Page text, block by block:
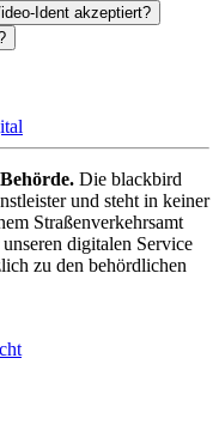
Ident akzeptiert?
Die blackbird
und steht in keiner
Straßenverkehrsamt
digitalen Service
zu den behördlichen